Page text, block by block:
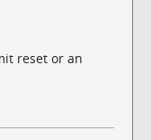
reset or an